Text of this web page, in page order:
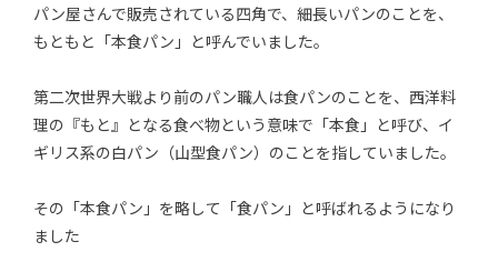
パン屋さんで販売されている四角で、細長いパンのことを、
もともと「本食パン」と呼んでいました。
第二次世界大戦より前のパン職人は食パンのことを、西洋料
理の『もと』となる食べ物という意味で「本食」と呼び、イ
ギリス系の白パン（山型食パン）のことを指していました。
その「本食パン」を略して「食パン」と呼ばれるようになり
ました